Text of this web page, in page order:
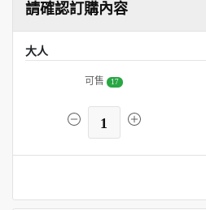
請確認訂購內容
大人
可售 17
1